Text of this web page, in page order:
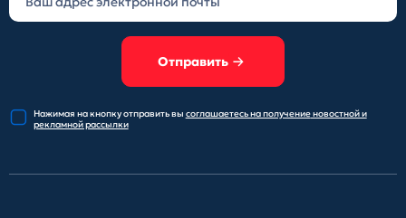
Отправить
Нажимая на кнопку отправитьвы соглашаетесь на получениеновостной и
рекламной рассылки